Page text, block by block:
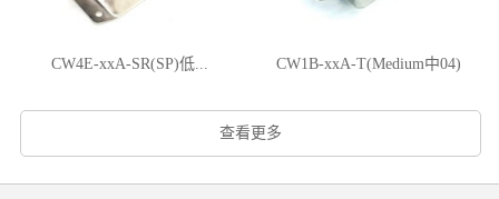
CW4E-xxA-SR(SP)低... CW1B-xxA-T(Medium中04)
查看更多